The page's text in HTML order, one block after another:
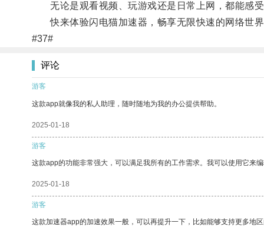
无论是观看视频、玩游戏还是日常上网，都能感受
快来体验闪电猫加速器，畅享无限快速的网络世
#37#
评论
游客
这款app就像我的私人助理，随时随地为我的办公提供帮助。
2025-01-18
游客
这款app的功能非常强大，可以满足我所有的工作需求。我可以使用它来
2025-01-18
游客
这款加速器app的加速效果一般，可以再提升一下，比如能够支持更多地